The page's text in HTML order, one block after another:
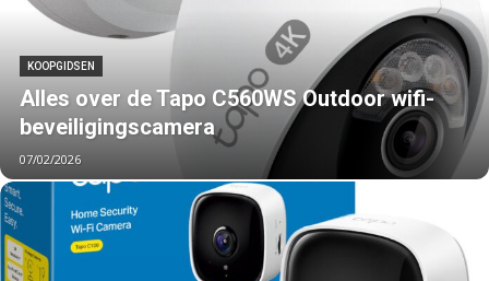
KOOPGIDSEN
Alles over de Tapo C560WS Outdoor wifi-
beveiligingscamera
07/02/2026